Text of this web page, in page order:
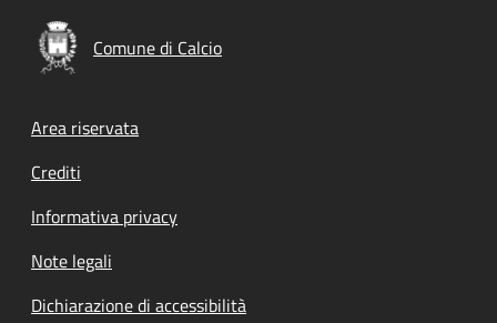
Comune di Calcio
Footer menu
Area riservata
Crediti
Informativa privacy
Note legali
Dichiarazione di accessibilità